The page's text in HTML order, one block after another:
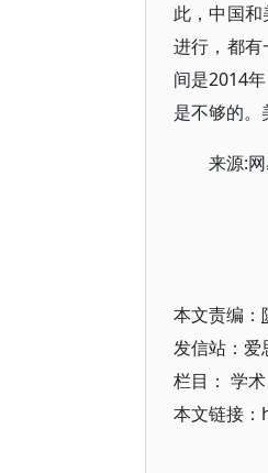
此，中国
进行，都
间是2014
是不够的。
来源:
本文责编：
发信站：
栏目： 学术
本文链接